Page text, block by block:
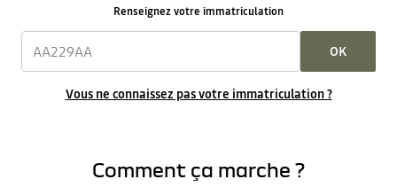
Renseignez votre immatriculation
OK
Vous ne connaissez pas votre immatriculation ?
Comment ça marche ?